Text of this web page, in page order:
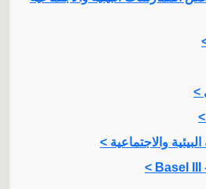
>
>
والاجتماعية >
Basel III